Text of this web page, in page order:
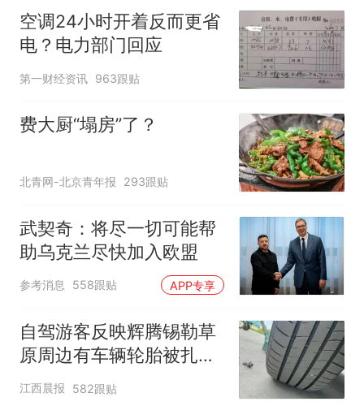
空调24小时开着反而更省
电？电力部门回应
第一财经资讯 963跟贴
费大厨“塌房”了？
北青网-北京青年报 293跟贴
武契奇：将尽一切可能帮
助乌克兰尽快加入欧盟
参考消息 558跟贴 APP专享
自驾游客反映辉腾锡勒草
原周边有车辆轮胎被扎，
修理店铺换胎价格高达千
元，官方发布情况通报
江西晨报 582跟贴